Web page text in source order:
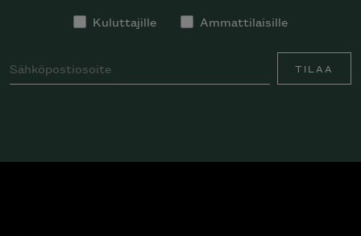
Kuluttajille Ammattilaisille
TILAA